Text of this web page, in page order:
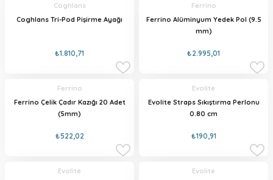
Coghlans
Coghlans Tri-Pod Pişirme Ayağı
₺1.810,71
Ferrino
Ferrino Alüminyum Yedek Pol (9.5
mm)
₺2.995,01
Ferrino
Ferrino Çelik Çadır Kazığı 20 Adet
(5mm)
₺522,02
Evolite
Evolite Straps Sıkıştırma Perlonu
0.80 cm
₺190,91
Evolite
Evolite